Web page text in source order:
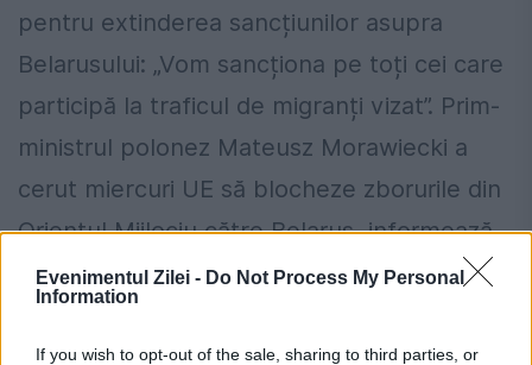
Evenimentul Zilei - Do Not Process My Personal
Information
If you wish to opt-out of the sale, sharing to third parties, or
pentru extinderea sancțiunilor asupra
Belarusului: „Vom sancționa pe toți cei care
participă la traficul de migranți vizat”. Prim-
ministrul polonez Mateusz Morawiecki a
cerut miercuri UE să blocheze zborurile din
Orientul Mijlociu către Belarus, informează
BBC.